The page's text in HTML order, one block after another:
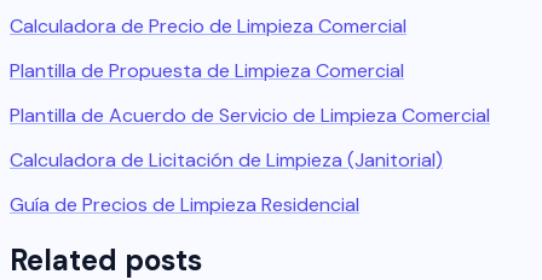
Calculadora de Precio de Limpieza Comercial
Plantilla de Propuesta de Limpieza Comercial
Plantilla de Acuerdo de Servicio de Limpieza Comercial
Calculadora de Licitación de Limpieza (Janitorial)
Guía de Precios de Limpieza Residencial
Related posts